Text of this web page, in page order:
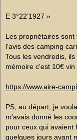
E 3°22’1927 »
Les propriétaires
l'avis des camping
Tous les vendredis,
mémoire c'est 10€ vin
https://www.aire-
PS; au départ, je
m'avais donné les
pour ceux qui avaient
quelques jours avant